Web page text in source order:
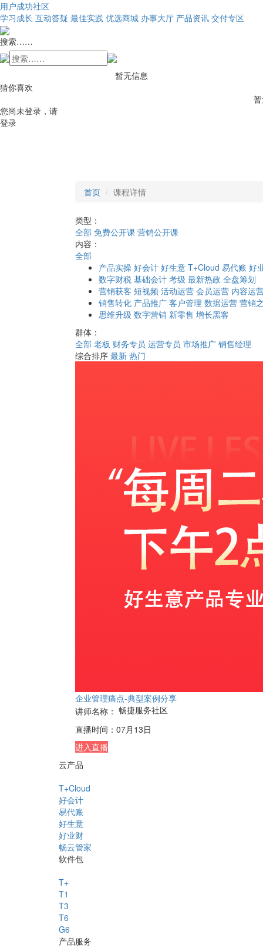
用户成功社区
学习成长 互动答疑 最佳实践 优选商城 办事大厅 产品资讯 交付专区
搜索……
暂无信息
猜你喜欢
您尚未登录，请
登录
首页 课程详情
类型：
全部 免费公开课 营销公开课
内容：
全部
产品实操 好会计 好生意 T+Cloud 易代账 好
数字财税 基础会计 考级 最新热政 全盘筹划
营销获客 短视频 活动运营 会员运营 内容运
销售转化 产品推广 客户管理 数据运营 营销
思维升级 数字营销 新零售 增长黑客
群体：
全部 老板 财务专员 运营专员 市场推广 销售经理
综合排序 最新 热门
企业管理痛点-典型案例分享
讲师名称： 畅捷服务社区
直播时间： 07月13日
进入直播
云产品
T+Cloud
好会计
易代账
好生意
好业财
畅云管家
软件包
T+
T1
T3
T6
G6
产品服务